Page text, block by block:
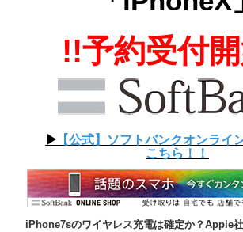
!!予約受付
▶︎ 【公式】ソフトバンクオンライ
こちら！！
iPhone7sのワイヤレス充電は確定か？Apple